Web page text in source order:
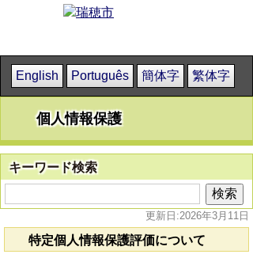
English Português 簡体字 繁体字
個人情報保護
キーワード検索
更新日:2026年3月11日
特定個人情報保護評価について